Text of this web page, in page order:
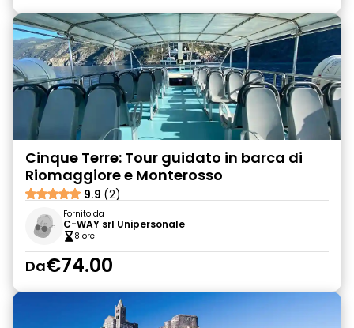
Cinque Terre: Tour guidato in barca di
Riomaggiore e Monterosso
9.9 (2)
Fornito da
C-WAY srl Unipersonale
8 ore
Da€74.00